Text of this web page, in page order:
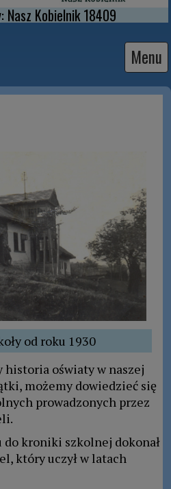
Nasz Kobielnik 18409
Menu
od roku 1930
historia oświaty w naszej
możemy dowiedzieć się
prowadzonych przez
kroniki szkolnej dokonał
który uczył w latach